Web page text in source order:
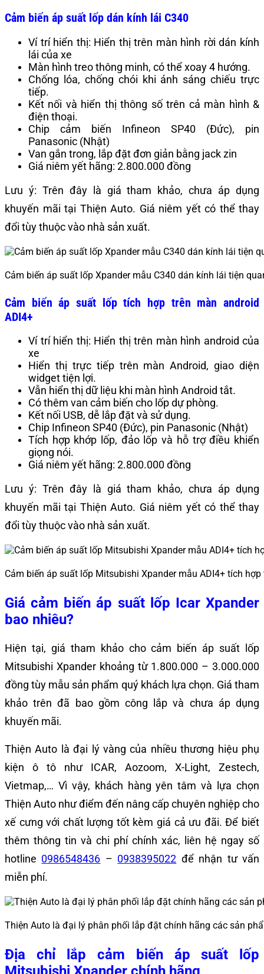
Cảm biến áp suất lốp dán kính lái C340
Ví trí hiển thị: Hiển thị trên màn hình rời dán kính
lái của xe
Màn hình treo thông minh, có thể xoay 4 hướng.
Chống lóa, chống chói khi ánh sáng chiếu trực
tiếp.
Kết nối và hiển thị thông số trên cả màn hình &
điện thoại.
Chip cảm biến Infineon SP40 (Đức), pin
Panasonic (Nhật)
Van gắn trong, lắp đặt đơn giản bằng jack zin
Giá niêm yết hãng: 2.800.000 đồng
Lưu ý: Trên đây là giá tham khảo, chưa áp dụng
khuyến mãi tại Thiện Auto. Giá niêm yết có thể thay
đổi tùy thuộc vào nhà sản xuất.
Cảm biến áp suất lốp Xpander mẫu C340 dán kính lái tiện
Cảm biến áp suất lốp tích hợp trên màn android
ADI4+
Ví trí hiển thị: Hiển thị trên màn hình android của
xe
Hiển thị trực tiếp trên màn Android, giao diện
widget tiện lợi.
Vẫn hiển thị dữ liệu khi màn hình Android tắt.
Có thêm van cảm biến cho lốp dự phòng.
Kết nối USB, dễ lắp đặt và sử dụng.
Chip Infineon SP40 (Đức), pin Panasonic (Nhật)
Tích hợp khớp lốp, đảo lốp và hỗ trợ điều khiển
giọng nói.
Giá niêm yết hãng: 2.800.000 đồng
Lưu ý: Trên đây là giá tham khảo, chưa áp dụng
khuyến mãi tại Thiện Auto. Giá niêm yết có thể thay
đổi tùy thuộc vào nhà sản xuất.
Cảm biến áp suất lốp Mitsubishi Xpander mẫu ADI4+ tích
Giá cảm biến áp suất lốp Icar Xpander
bao nhiêu?
Hiện tại, giá tham khảo cho cảm biến áp suất lốp
Mitsubishi Xpander khoảng từ 1.800.000 – 3.000.000
đồng tùy mẫu sản phẩm quý khách lựa chọn. Giá tham
khảo trên đã bao gồm công lắp và chưa áp dụng
khuyến mãi.
Thiện Auto là đại lý vàng của nhiều thương hiệu phụ
kiện ô tô như ICAR, Aozoom, X-Light, Zestech,
Vietmap,… Vì vậy, khách hàng yên tâm và lựa chọn
Thiện Auto như điểm đến nâng cấp chuyên nghiệp cho
xế cưng với chất lượng tốt kèm giá cả ưu đãi. Để biết
thêm thông tin và chi phí chính xác, liên hệ ngay số
hotline 0986548436 – 0938395022 để nhận tư vấn
miễn phí.
Thiện Auto là đại lý phân phối lắp đặt chính hãng các sản
Địa chỉ lắp cảm biến áp suất lốp